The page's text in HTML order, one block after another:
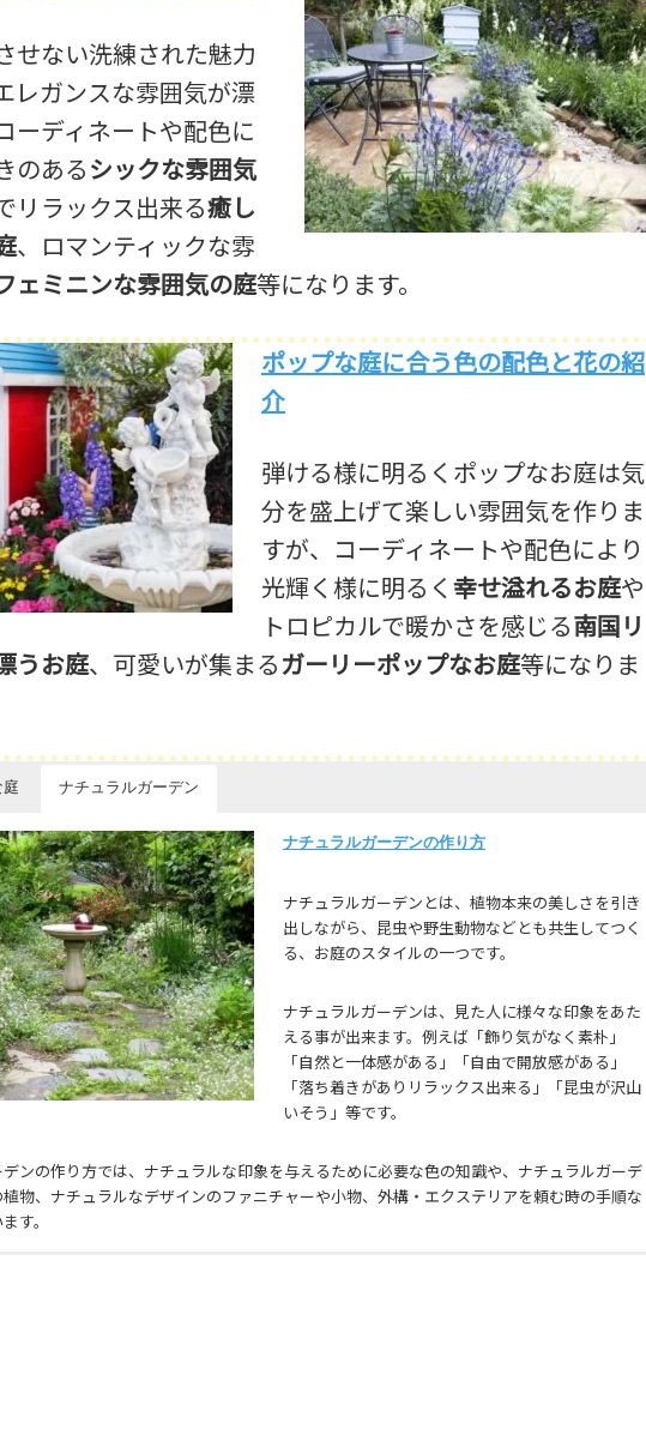
せない洗練された魅力
レガンスな雰囲気が漂
ーディネートや配色に
のあるシックな雰囲気
リラックス出来る癒し
、ロマンティックな雰
ェミニンな雰囲気の庭等になります。
ポップな庭に合う色の配色と花の紹
介
弾ける様に明るくポップなお庭は気
分を盛上げて楽しい雰囲気を作りま
すが、コーディネートや配色により
光輝く様に明るく 幸せ溢れるお庭や
トロピカルで暖かさを感じる南国リ
うお庭、可愛いが集まるガーリーポップなお庭等になりま
庭 ナチュラルガーデン
風雨による錆や腐敗、時の流れによる色褪せは歴史
を感じさせるアンティークな雰囲気のお庭を作りま
すが、配色やコーディネートによっては風雨に晒さ
ックな雰囲気のお庭であったり、また人から人へと
受け継がれた工芸品や美術品等の色褪せを感じさせ
る様なアンティークな雰囲気のお庭等が作られま
す。
ナチュラルガーデンの作り方
ナチュラルガーデンとは、植物本来の美しさを引き
出しながら、昆虫や野生動物などとも共生してつく
る、お庭のスタイルの一つです。
ナチュラルガーデンは、見た人に様々な印象をあた
える事が出来ます。例えば「飾り気がなく素朴」
「自然と一体感がある」「自由で開放感がある」
「落ち着きがありリラックス出来る」「昆虫が沢山
いそう」等です。
ンの作り方では、ナチュラルな印象を与えるために必要な色の知識や、ナチュラルガーデ
物、ナチュラルなデザインのファニチャーや小物、外構・エクステリアを頼む時の手順な
す。